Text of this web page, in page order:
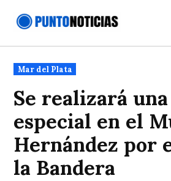
Publicado
en
Mar del Plata
Se realizará
especial en el
Hernández por
la Bandera